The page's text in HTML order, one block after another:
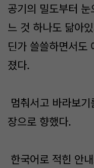
공기의 밀도부터
느 것 하나도 닮아
딘가 쓸쓸하면서도
졌다.
멈춰서고 바라보
장으로 향했다.
한국어로 적힌 안